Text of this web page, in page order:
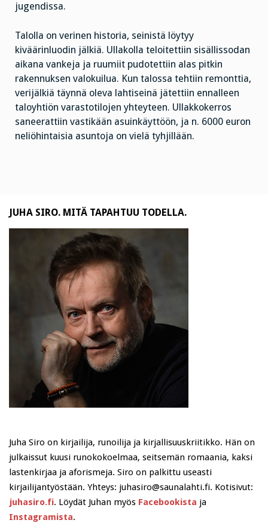
jugendissa.
Talolla on verinen historia, seinistä löytyy
kiväärinluodin jälkiä. Ullakolla teloitettiin sisällissodan
aikana vankeja ja ruumiit pudotettiin alas pitkin
rakennuksen valokuilua. Kun talossa tehtiin remonttia,
verijälkiä täynnä oleva lahtiseinä jätettiin ennalleen
taloyhtiön varastotilojen yhteyteen. Ullakkokerros
saneerattiin vastikään asuinkäyttöön, ja n. 6000 euron
neliöhintaisia asuntoja on vielä tyhjillään.
JUHA SIRO. MITÄ TAPAHTUU TODELLA.
Juha Siro on kirjailija, runoilija ja kirjallisuuskriitikko. Hän on
julkaissut kuusi runokokoelmaa, seitsemän romaania, kaksi
lastenkirjaa ja aforismeja. Siro on palkittu useasti
kirjailijantyöstään. Yhteys: juhasiro@saunalahti.fi. Kotisivut:
juhasiro.fi. Löydät Juhan myös Facebookista ja
Instagramista.